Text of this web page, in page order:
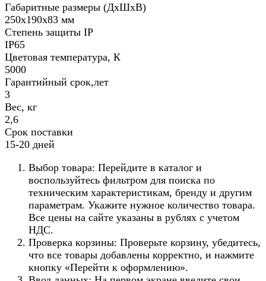
Габаритные размеры (ДхШхВ)
250х190х83 мм
Степень защиты IP
IP65
Цветовая температура, К
5000
Гарантийный срок,лет
3
Вес, кг
2,6
Срок поставки
15-20 дней
Выбор товара: Перейдите в каталог и
воспользуйтесь фильтром для поиска по
техническим характеристикам, бренду и другим
параметрам. Укажите нужное количество товара.
Все цены на сайте указаны в рублях с учетом
НДС.
Проверка корзины: Проверьте корзину, убедитесь,
что все товары добавлены корректно, и нажмите
кнопку «Перейти к оформлению».